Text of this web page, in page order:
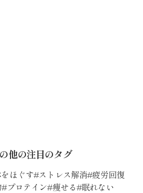
他の注目のタグ
ほぐす ストレス解消 疲労回復
プロテイン 痩せる 眠れない